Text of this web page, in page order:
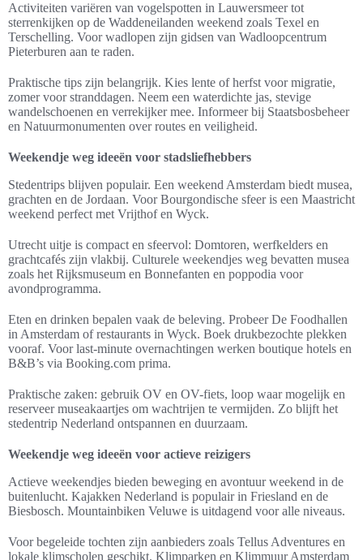
Activiteiten variëren van vogelspotten in Lauwersmeer tot
sterrenkijken op de Waddeneilanden weekend zoals Texel en
Terschelling. Voor wadlopen zijn gidsen van Wadloopcentrum
Pieterburen aan te raden.
Praktische tips zijn belangrijk. Kies lente of herfst voor migratie,
zomer voor stranddagen. Neem een waterdichte jas, stevige
wandelschoenen en verrekijker mee. Informeer bij Staatsbosbeheer
en Natuurmonumenten over routes en veiligheid.
Weekendje weg ideeën voor stadsliefhebbers
Stedentrips blijven populair. Een weekend Amsterdam biedt musea,
grachten en de Jordaan. Voor Bourgondische sfeer is een Maastricht
weekend perfect met Vrijthof en Wyck.
Utrecht uitje is compact en sfeervol: Domtoren, werfkelders en
grachtcafés zijn vlakbij. Culturele weekendjes weg bevatten musea
zoals het Rijksmuseum en Bonnefanten en poppodia voor
avondprogramma.
Eten en drinken bepalen vaak de beleving. Probeer De Foodhallen
in Amsterdam of restaurants in Wyck. Boek drukbezochte plekken
vooraf. Voor last-minute overnachtingen werken boutique hotels en
B&B’s via Booking.com prima.
Praktische zaken: gebruik OV en OV-fiets, loop waar mogelijk en
reserveer museakaartjes om wachtrijen te vermijden. Zo blijft het
stedentrip Nederland ontspannen en duurzaam.
Weekendje weg ideeën voor actieve reizigers
Actieve weekendjes bieden beweging en avontuur weekend in de
buitenlucht. Kajakken Nederland is populair in Friesland en de
Biesbosch. Mountainbiken Veluwe is uitdagend voor alle niveaus.
Voor begeleide tochten zijn aanbieders zoals Tellus Adventures en
lokale klimscholen geschikt. Klimparken en Klimmuur Amsterdam